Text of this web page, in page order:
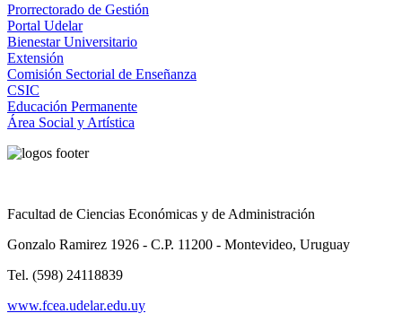
Prorrectorado de Gestión
Portal Udelar
Bienestar Universitario
Extensión
Comisión Sectorial de Enseñanza
CSIC
Educación Permanente
Área Social y Artística
Facultad de Ciencias Económicas y de Administración
Gonzalo Ramirez 1926 - C.P. 11200 - Montevideo, Uruguay
Tel. (598) 24118839
www.fcea.udelar.edu.uy